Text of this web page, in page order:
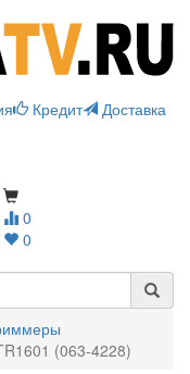
Кредит
Доставка
0
0
(063-4228)